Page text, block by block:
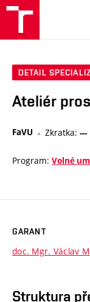
DETAIL
Ateliér
FaVU Zkratka: ---
Program: Volné
GARANT
doc. Mgr. Václav
Struktura